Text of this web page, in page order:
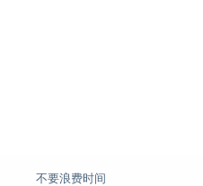
不要浪费时间